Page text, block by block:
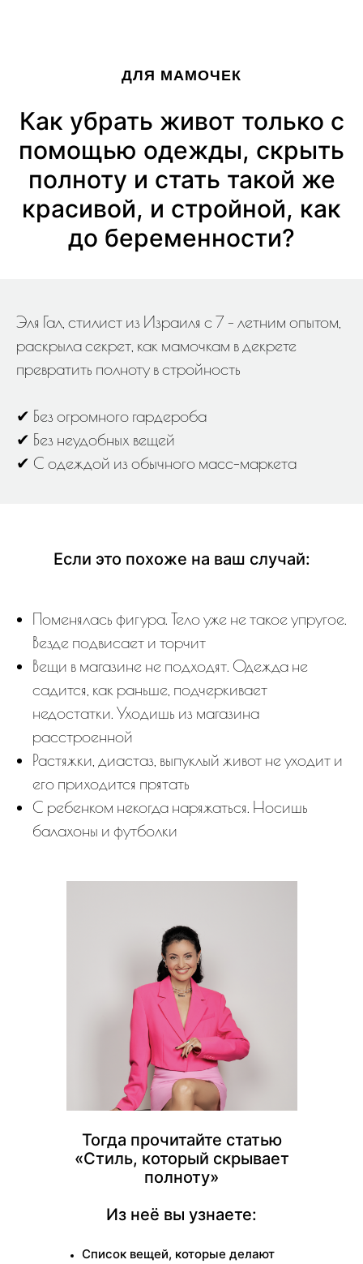
ДЛЯ МАМОЧЕК
Как убрать живот только с
помощью одежды, скрыть
полноту и стать такой же
красивой, и стройной, как
до беременности?
Эля Гал, стилист из Израиля с 7 - летним опытом,
раскрыла секрет, как мамочкам в декрете
превратить полноту в стройность
✔ Без огромного гардероба
✔ Без неудобных вещей
✔ С одеждой из обычного масс-маркета
Если это похоже на ваш случай:
Поменялась фигура. Тело уже не такое упругое.
Везде подвисает и торчит
Вещи в магазине не подходят. Одежда не
садится, как раньше, подчеркивает
недостатки. Уходишь из магазина
расстроенной
Растяжки, диастаз, выпуклый живот не уходит и
его приходится прятать
С ребенком некогда наряжаться. Носишь
балахоны и футболки
Список вещей, которые делают
Тогда прочитайте статью
«Стиль, который скрывает
полноту»
Из неё вы узнаете: